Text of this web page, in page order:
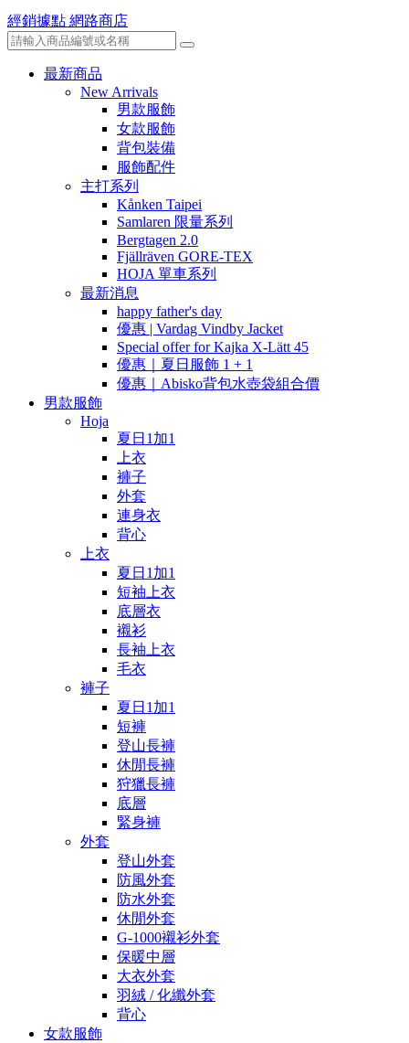
經銷據點 網路商店
最新商品
New Arrivals
男款服飾
女款服飾
背包裝備
服飾配件
主打系列
Kånken Taipei
Samlaren 限量系列
Bergtagen 2.0
Fjällräven GORE-TEX
HOJA 單車系列
最新消息
happy father's day
優惠 | Vardag Vindby Jacket
Special offer for Kajka X-Lätt 45
優惠｜夏日服飾 1 + 1
優惠｜Abisko背包水壺袋組合價
男款服飾
Hoja
夏日1加1
上衣
褲子
外套
連身衣
背心
上衣
夏日1加1
短袖上衣
底層衣
襯衫
長袖上衣
毛衣
褲子
夏日1加1
短褲
登山長褲
休閒長褲
狩獵長褲
底層
緊身褲
外套
登山外套
防風外套
防水外套
休閒外套
G-1000襯衫外套
保暖中層
大衣外套
羽絨 / 化纖外套
背心
女款服飾